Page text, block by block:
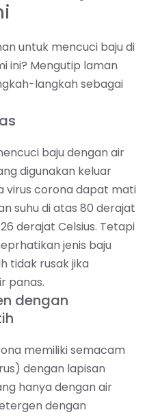
untuk mencuci baju di
ini? Mengutip laman
langkah sebagai
baju dengan air
digunakan keluar
virus corona dapat mati
suhu di atas 80 derajat
derajat Celsius. Tetapi
jenis baju
tidak rusak jika
panas.
dengan
memiliki semacam
dengan lapisan
hanya dengan air
dengan